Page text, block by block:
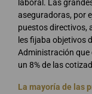
laboral. Las
aseguradoras, por
puestos directivos,
les fijaba objetivos
Administración que
un 8% de las
La mayoría de las